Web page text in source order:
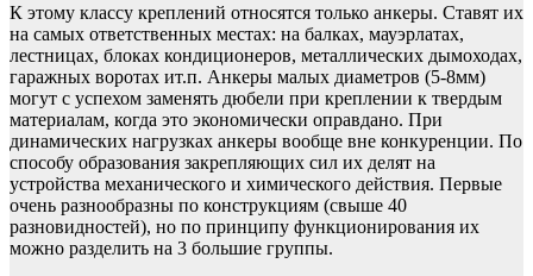
К этому классу креплений относятся только анкеры. Ставят их
на самых ответственных местах: на балках, мауэрлатах,
лестницах, блоках кондиционеров, металлических дымоходах,
гаражных воротах ит.п. Анкеры малых диаметров (5-8мм)
могут с успехом заменять дюбели при креплении к твердым
материалам, когда это экономически оправдано. При
динамических нагрузках анкеры вообще вне конкуренции. По
способу образования закрепляющих сил их делят на
устройства механического и химического действия. Первые
очень разнообразны по конструкциям (свыше 40
разновидностей), но по принципу функционирования их
можно разделить на 3 большие группы.